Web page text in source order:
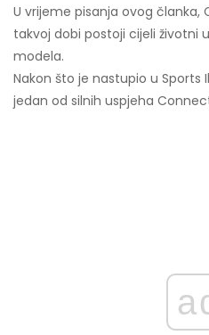
U vrijeme pisanja ovog članka,
takvoj dobi postoji cijeli životni
modela.
Nakon što je nastupio u Sports
jedan od silnih uspjeha